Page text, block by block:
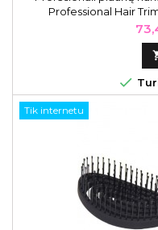
Professional Hair

Tik internetu